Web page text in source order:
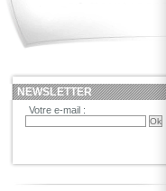
NEWSLETTER
Votre e-mail :